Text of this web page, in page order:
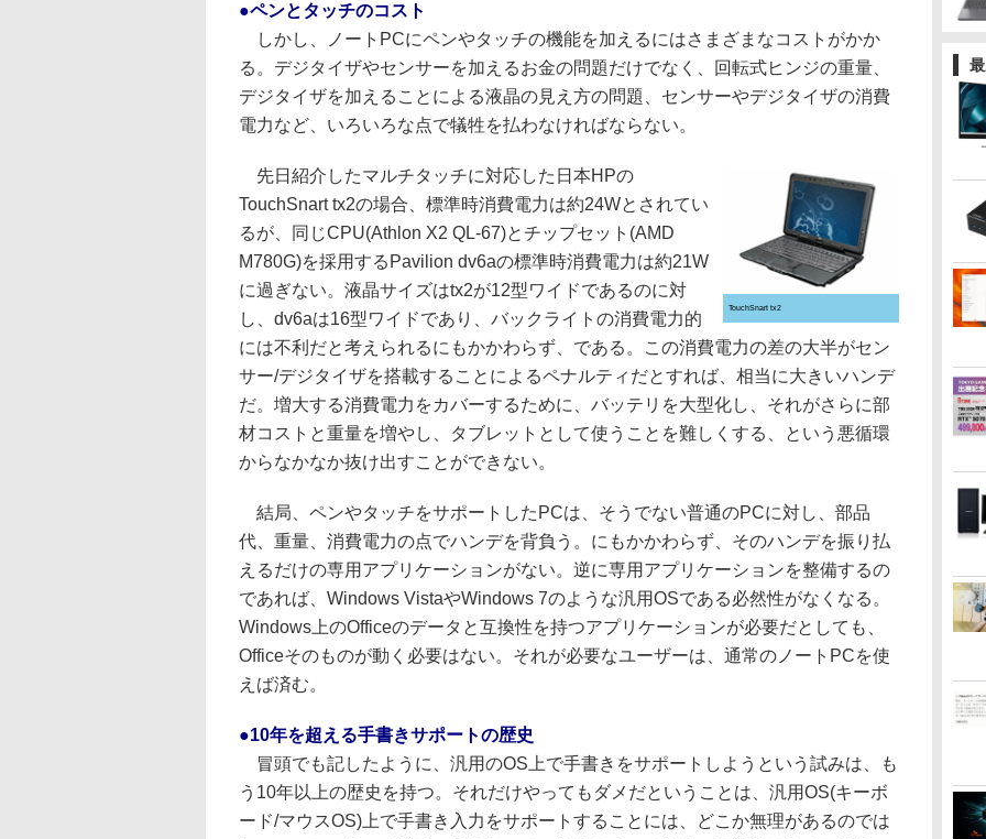
●ペンとタッチのコスト
しかし、ノートPCにペンやタッチの機能を加えるにはさまざまなコストがかか
る。デジタイザやセンサーを加えるお金の問題だけでなく、回転式ヒンジの重量、
デジタイザを加えることによる液晶の見え方の問題、センサーやデジタイザの消費
電力など、いろいろな点で犠牲を払わなければならない。
TouchSnart tx2
先日紹介したマルチタッチに対応した日本HPの
TouchSnart tx2の場合、標準時消費電力は約24Wとされてい
るが、同じCPU(Athlon X2 QL-67)とチップセット(AMD
M780G)を採用するPavilion dv6aの標準時消費電力は約21W
に過ぎない。液晶サイズはtx2が12型ワイドであるのに対
し、dv6aは16型ワイドであり、バックライトの消費電力的
には不利だと考えられるにもかかわらず、である。この消費電力の差の大半がセン
サー/デジタイザを搭載することによるペナルティだとすれば、相当に大きいハンデ
だ。増大する消費電力をカバーするために、バッテリを大型化し、それがさらに部
材コストと重量を増やし、タブレットとして使うことを難しくする、という悪循環
からなかなか抜け出すことができない。
結局、ペンやタッチをサポートしたPCは、そうでない普通のPCに対し、部品
代、重量、消費電力の点でハンデを背負う。にもかかわらず、そのハンデを振り払
えるだけの専用アプリケーションがない。逆に専用アプリケーションを整備するの
であれば、Windows VistaやWindows 7のような汎用OSである必然性がなくなる。
Windows上のOfficeのデータと互換性を持つアプリケーションが必要だとしても、
Officeそのものが動く必要はない。それが必要なユーザーは、通常のノートPCを使
えば済む。
●10年を超える手書きサポートの歴史
冒頭でも記したように、汎用のOS上で手書きをサポートしようという試みは、も
う10年以上の歴史を持つ。それだけやってもダメだということは、汎用OS(キーボ
ード/マウスOS)上で手書き入力をサポートすることには、どこか無理があるのでは